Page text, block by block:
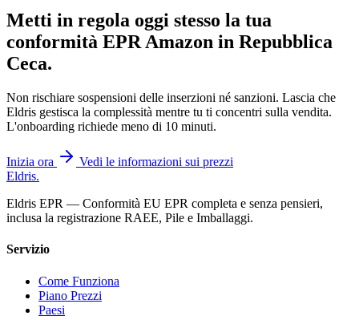
Metti in regola oggi stesso la tua
conformità EPR Amazon in Repubblica
Ceca.
Non rischiare sospensioni delle inserzioni né sanzioni. Lascia che
Eldris gestisca la complessità mentre tu ti concentri sulla vendita.
L'onboarding richiede meno di 10 minuti.
Inizia ora
Vedi le informazioni sui prezzi
Eldris.
Eldris EPR — Conformità EU EPR completa e senza pensieri,
inclusa la registrazione RAEE, Pile e Imballaggi.
Servizio
Come Funziona
Piano Prezzi
Paesi